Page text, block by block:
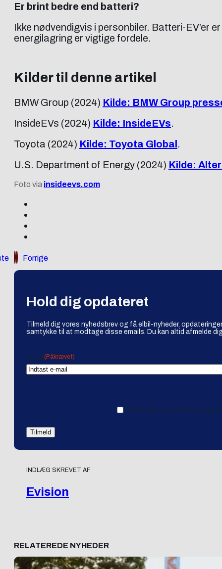
Er brint bedre end batteri?
Ikke nødvendigvis i personbiler. Batteri-EV’er
energilagring er vigtige fordele.
Kilder til denne artikel
BMW Group (2024) Kilde: BMW Group
InsideEVs (2024) Kilde: InsideEVs.
Toyota (2024) Kilde: Toyota Global.
U.S. Department of Energy (2024) Kilde:
Foto via insideevs.com
Forrige
Hold dig opdateret
Tilmeld dig vores nyhedsbrev og få elbil-nyheder,
samtykke til at modtage disse emails. Du kan altid afmelde
Email (Påkrævet)
Ja tak, jeg vil gerne modtage
INDLÆG SKREVET AF
Evision
RELATEREDE NYHEDER